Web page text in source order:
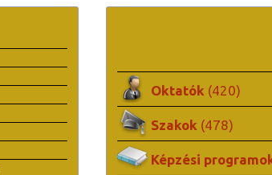
Oktatók (420)
Szakok (478)
Képzési